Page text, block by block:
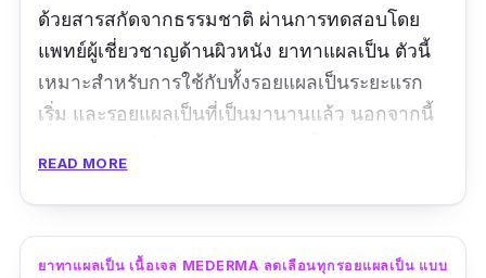
ด้วยสารสกัดจากธรรมชาติ ผ่านการทดสอบโดย
แพทย์ผู้เชี่ยวชาญด้านผิวหนัง ยาทาแผลเป็น ตัวนี้
เหมาะสำหรับการใช้กับทั้งรอยแผลเป็นระยะแรก
เริ่ม และรอยแผลเป็นที่เป็นมานานแล้ว นอกจากนี้
รอยแดง ทำให้แผลเป็นนุ่มขึ้นและดูจางลง ช่วย
ซ่อมแซมผิว สร้างคอลลาเจน และยังช่วยลดการ
อักเสบของแผลเป็นชนิดเริ่มแรกอีกด้วย
READ MORE
ยาทาแผลเป็น เนื้อเจล MEDERMA ลดเลือนทุกรอยแผลเป็น แบบ